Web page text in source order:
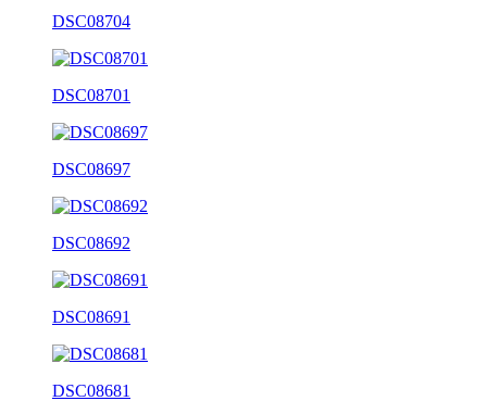
DSC08704
DSC08701
DSC08697
DSC08692
DSC08691
DSC08681